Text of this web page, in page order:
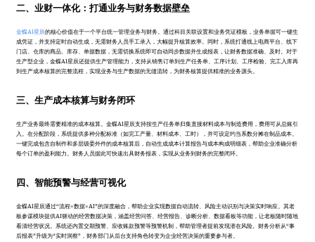
二、业财一体化：打通业务与财务数据壁垒
金蝶AI星辰的核心价值在于一个平台统一管理业务与财务。通过科目关联设置和业务凭证模板，业务单据可一键生
成凭证，并支持定时自动生成，无需财务人员手工录入，大幅提升核算效率。同时，系统打通线上电商平台、线下
门店、仓库的商品、库存、单据数据，无需切换系统即可自动同步数据并生成报表，让财务数据准确、及时。对于
生产型企业，金蝶AI星辰还提供生产管理能力，支持从销售订单到生产任务单、工序计划、工序检验、完工入库再
到生产成本核算的完整流程，实现业务与生产数据的无缝流转，为财务核算提供精准的业务源头。
三、生产成本核算与财务闭环
生产业务最终需要精准的成本核算。金蝶AI星辰支持按生产任务单归集直接材料成本与制造费用，费用可从总账引
入。在分配阶段，系统提供多种分配标准（如完工产量、材料成本、工时），并可设定约当系数分摊在制品成本。
一键完成包含自制件和多层级委外件的成本核算后，自动生成成本计算报告与成本构成明细表，帮助企业准确分析
每个订单的盈利能力。财务人员据此可快速出具财务报表，实现从业务到财务的完整闭环。
四、智能预警与经营可视化
金蝶AI星辰通过“流程×数据×AI”的深度融合，帮助企业实现数据自动流转、风险主动识别与决策实时响应。其老
板参谋模块提供AI驱动的经营数据决策，涵盖经营问答、经营报告、诊断分析、数据看板等功能，让老板随时随地
看清经营状况。系统还内置交期预警、应收账款预警等预警机制，帮助管理者提前发现潜在风险。财务分析从“事
后报表”升级为“实时洞察”，财务部门从后台支持角色转变为企业经营决策的重要参与者。